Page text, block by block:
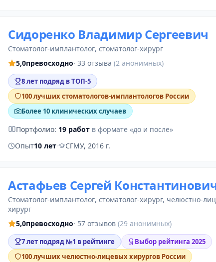
Сидоренко Владимир Сергеевич
стоматолог-имплантолог, стоматолог-хирург
5,0превосходно· 33 отзыва (2 анонимных)
8 лет подряд в ТОП-5
100 лучших стоматологов-имплантологов России
Более 10 клинических случаев
Портфолио: 19 работ в формате «до и после»
Опыт10 лет· СГМУ, 2016 г.
Астафьев Сергей
стоматолог-имплантолог, стоматолог-хирург, челюстно-
хирург
5,0превосходно· 57 отзывов (29 анонимных)
7 лет подряд №1 в рейтинге
Выбор рейтинга 2025
100 лучших челюстно-лицевых хирургов России